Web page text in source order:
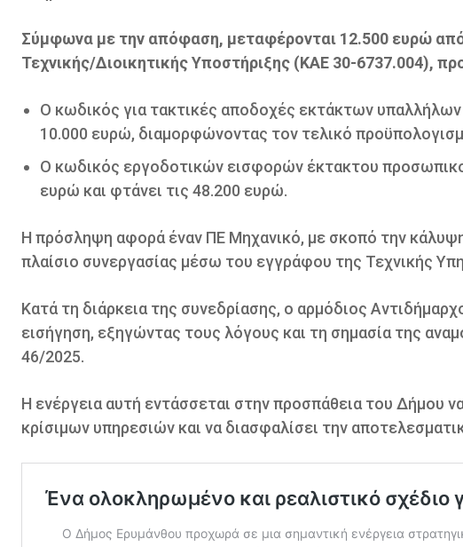
Σύμφωνα με την απόφαση, μεταφέρονται 12.500 ευρώ
Τεχνικής/Διοικητικής Υποστήριξης (ΚΑΕ 30-6737.004),
Ο κωδικός για τακτικές αποδοχές εκτάκτων
10.000 ευρώ, διαμορφώνοντας τον τελικό
Ο κωδικός εργοδοτικών εισφορών έκτακτου
ευρώ και φτάνει τις 48.200 ευρώ.
Η πρόσληψη αφορά έναν ΠΕ Μηχανικό, με σκοπό την
πλαίσιο συνεργασίας μέσω του εγγράφου της Τεχνικής
Κατά τη διάρκεια της συνεδρίασης, ο αρμόδιος
εισήγηση, εξηγώντας τους λόγους και τη σημασία της
46/2025.
Η ενέργεια αυτή εντάσσεται στην προσπάθεια του Δήμου
κρίσιμων υπηρεσιών και να διασφαλίσει την